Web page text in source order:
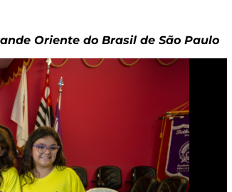
Oriente do Brasil de São Paulo